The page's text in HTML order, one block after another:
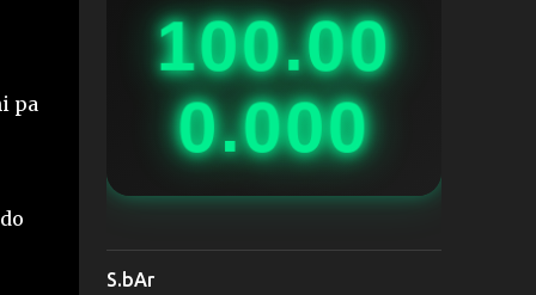
pa
100.00
0.000
S.bAr